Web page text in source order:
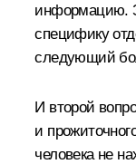
информацию.
специфику
следующий
И второй
и
человека не